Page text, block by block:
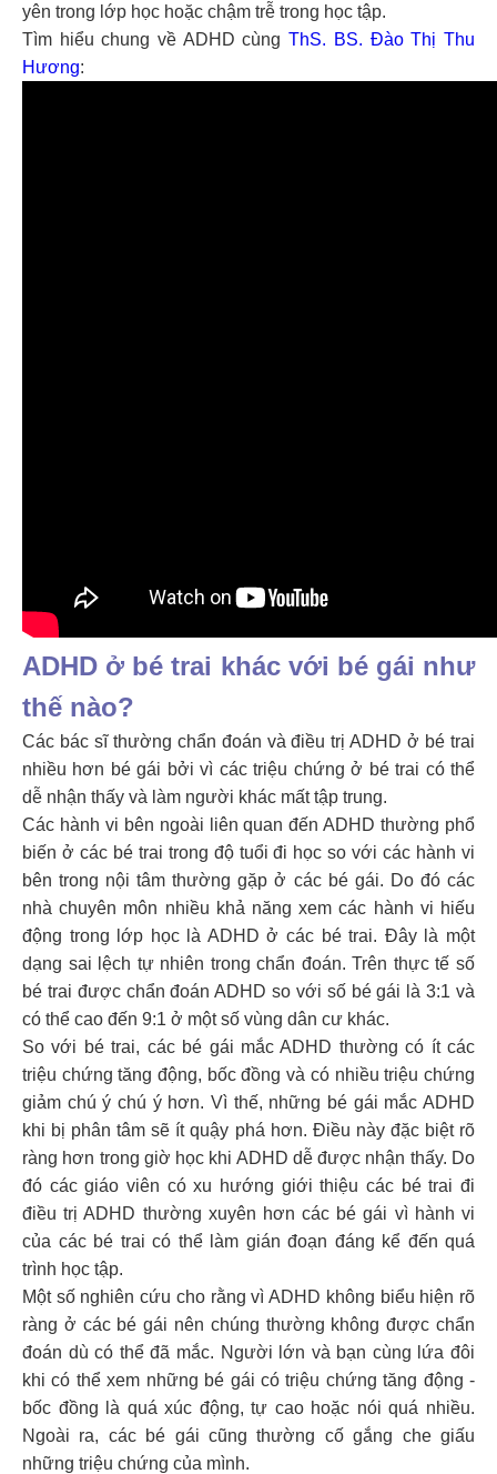
yên trong lớp học hoặc chậm trễ trong học tập.
Tìm hiểu chung về ADHD cùngThS. BS. Đào Thị Thu
Hương:
ADHD ở bé trai khác với bé gái như
thế nào?
Các bác sĩ thường chẩn đoán và điều trị ADHD ở bé trai
nhiều hơn bé gái bởi vì các triệu chứng ở bé trai có thể
dễ nhận thấy và làm người khác mất tập trung.
Các hành vi bên ngoài liên quan đến ADHD thường phổ
biến ở các bé trai trong độ tuổi đi học so với các hành vi
bên trong nội tâm thường gặp ở các bé gái. Do đó các
nhà chuyên môn nhiều khả năng xem các hành vi hiếu
động trong lớp học là ADHD ở các bé trai. Đây là một
dạng sai lệch tự nhiên trong chẩn đoán. Trên thực tế số
bé trai được chẩn đoán ADHD so với số bé gái là 3:1 và
có thể cao đến 9:1 ở một số vùng dân cư khác.
So với bé trai, các bé gái mắc ADHD thường có ít các
triệu chứng tăng động, bốc đồng và có nhiều triệu chứng
giảm chú ý chú ý hơn. Vì thế, những bé gái mắc ADHD
khi bị phân tâm sẽ ít quậy phá hơn. Điều này đặc biệt rõ
ràng hơn trong giờ học khi ADHD dễ được nhận thấy. Do
đó các giáo viên có xu hướng giới thiệu các bé trai đi
điều trị ADHD thường xuyên hơn các bé gái vì hành vi
của các bé trai có thể làm gián đoạn đáng kể đến quá
trình học tập.
Một số nghiên cứu cho rằng vì ADHD không biểu hiện rõ
ràng ở các bé gái nên chúng thường không được chẩn
đoán dù có thể đã mắc. Người lớn và bạn cùng lứa đôi
khi có thể xem những bé gái có triệu chứng tăng động -
bốc đồng là quá xúc động, tự cao hoặc nói quá nhiều.
Ngoài ra, các bé gái cũng thường cố gắng che giấu
những triệu chứng của mình.